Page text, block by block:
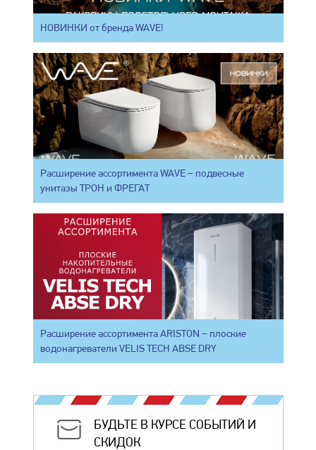
НОВИНКИ от бренда WAVE!
Расширение ассортимента WAVE – подвесные
унитазы ТРОН и ФРЕГАТ
Расширение ассортимента ARISTON – плоские
водонагреватели VELIS TECH ABSE DRY
БУДЬТЕ В КУРСЕ СОБЫТИЙ И
СКИДОК